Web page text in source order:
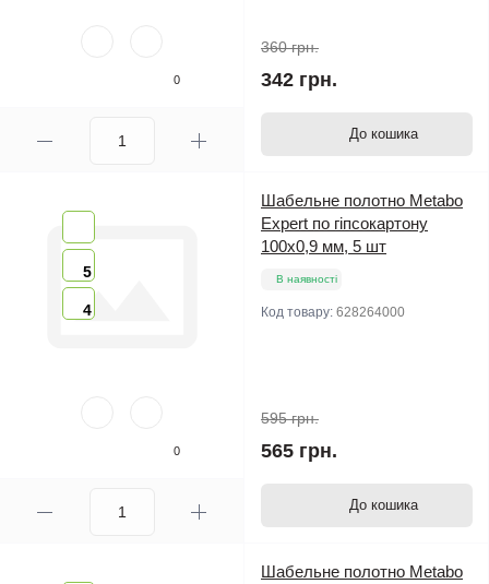
0
360 грн.
342 грн.
До кошика
5
4
0
Шабельне полотно Metabo
Expert по гіпсокартону
100х0,9 мм, 5 шт
В наявності
Код товару: 628264000
595 грн.
565 грн.
До кошика
Шабельне полотно Metabo